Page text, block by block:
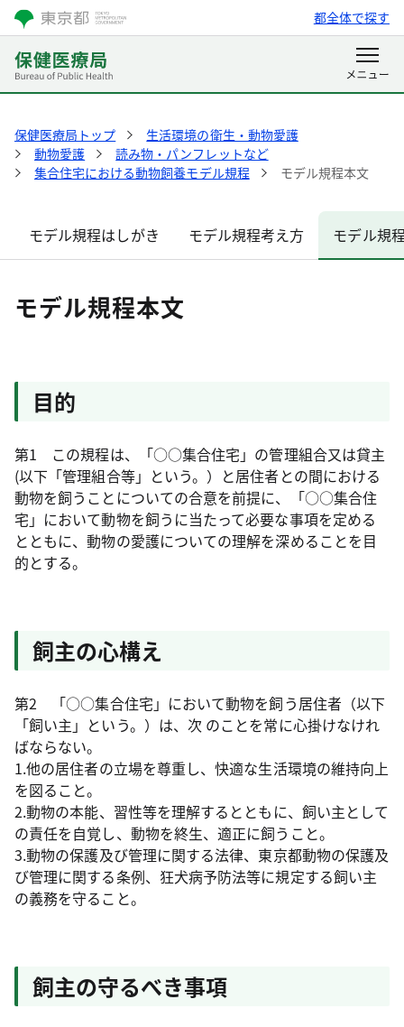
都全体で探す
保健医療局トップ
生活環境の衛生・動物愛護
動物愛護
読み物・パンフレットなど
集合住宅における動物飼養モデル規程
モデル規程本文
モデル規程はしがき モデル規程考え方 モデル規
モデル規程本文
目的
第1 この規程は、「○○集合住宅」の管理組合又は貸主
(以下「管理組合等」という。）と居住者との間における
動物を飼うことについての合意を前提に、「○○集合住
宅」において動物を飼うに当たって必要な事項を定める
とともに、動物の愛護についての理解を深めることを目
的とする。
飼主の心構え
第2 「○○集合住宅」において動物を飼う居住者（以下
「飼い主」という。）は、次 のことを常に心掛けなけれ
ばならない。
1.他の居住者の立場を尊重し、快適な生活環境の維持向上
を図ること。
2.動物の本能、習性等を理解するとともに、飼い主として
の責任を自覚し、動物を終生、適正に飼うこと。
3.動物の保護及び管理に関する法律、東京都動物の保護及
び管理に関する条例、狂犬病予防法等に規定する飼い主
の義務を守ること。
飼主の守るべき事項